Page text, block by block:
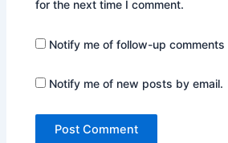
for the next time I comment.
Notify me of follow-up comments
Notify me of new posts by email.